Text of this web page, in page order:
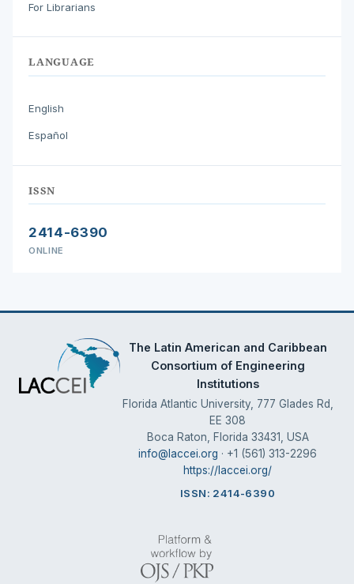
For Librarians
LANGUAGE
English
Español
ISSN
2414-6390
ONLINE
The Latin American and Caribbean
Consortium of Engineering
Institutions
Florida Atlantic University, 777 Glades Rd,
EE 308
Boca Raton, Florida 33431, USA
info@laccei.org · +1 (561) 313-2296
https://laccei.org/
ISSN: 2414-6390